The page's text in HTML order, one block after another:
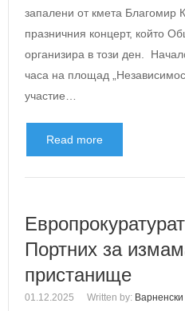
запалени от кмета Благомир
празничния концерт, който
организира в този ден.
часа на площад
участие…
Read more
Портних за
пристанище
01.12.2025 Written by: